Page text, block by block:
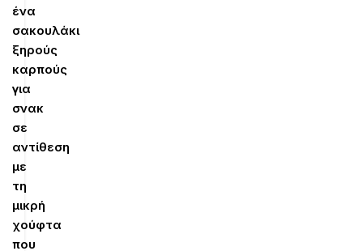
ένα
σακουλάκι
ξηρούς
καρπούς
για
σνακ
σε
αντίθεση
με
τη
μικρή
χούφτα
που